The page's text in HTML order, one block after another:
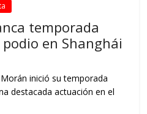
temporada
en Shanghái
inició su temporada
destacada actuación en el